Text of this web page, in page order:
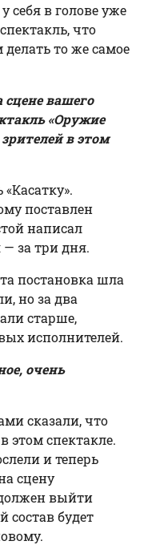
себя в голове уже
что
делать то же самое
сцене вашего
«Оружие
в этом
поставлен
написал
за три дня.
постановка шла
но за два
старше,
исполнителей.
очень
сказали, что
этом спектакле.
и теперь
сцену
выйти
состав будет